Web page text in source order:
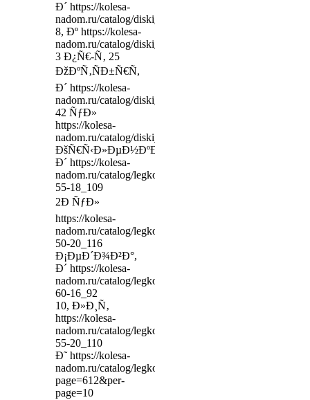
Ð´ https://kolesa-
nadom.ru/catalog/diski_legkovy/model/302170/
8, Ðº https://kolesa-
nadom.ru/catalog/diski_legkovy/model/139658/
3 Ð¿Ñ€-Ñ‚ 25
ÐžÐºÑ‚ÑÐ±Ñ€Ñ,
Ð´ https://kolesa-
nadom.ru/catalog/diski_legkovy/model/367673/
42 ÑƒÐ»
https://kolesa-
nadom.ru/catalog/diski_legkovy/model/335371/
ÐšÑ€Ñ‹Ð»ÐµÐ½ÐºÐ¾,
Ð´ https://kolesa-
nadom.ru/catalog/legkovie_shiny/model/131382/
55-18_109
2Ð ÑƒÐ»
https://kolesa-
nadom.ru/catalog/legkovie_shiny/model/333377/
50-20_116
Ð¡ÐµÐ´Ð¾Ð²Ð°,
Ð´ https://kolesa-
nadom.ru/catalog/legkovie_shiny/model/367268/umho_-
60-16_92
10, Ð»Ð¸Ñ‚
https://kolesa-
nadom.ru/catalog/legkovie_shiny/model/305321/
55-20_110
Ð˜ https://kolesa-
nadom.ru/catalog/legkovie_shiny?
page=612&per-
page=10